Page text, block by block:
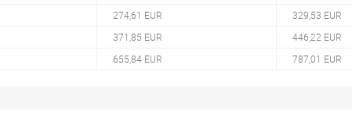
274,61 EUR
329,53 EUR
371,85 EUR
446,22 EUR
655,84 EUR 787,01 EUR